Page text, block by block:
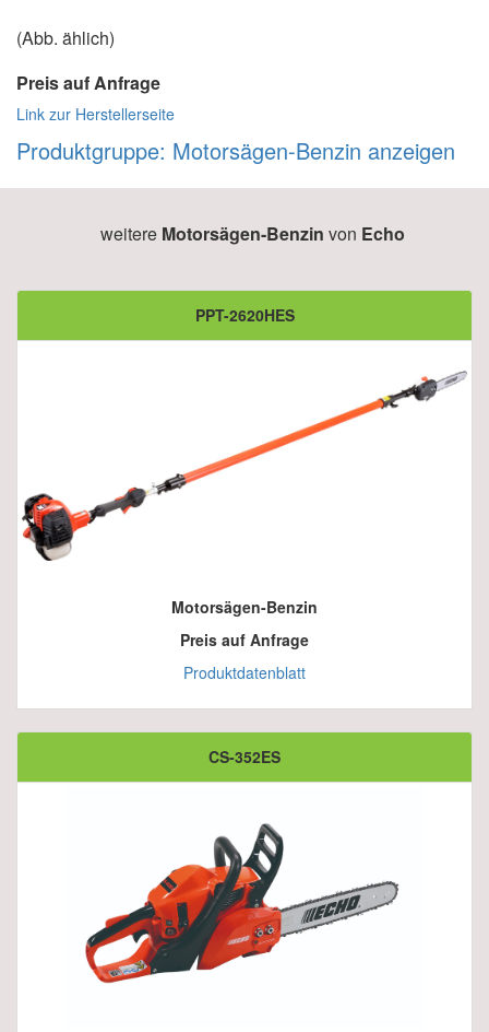
(Abb. ählich)
Preis auf Anfrage
Link zur Herstellerseite
Produktgruppe: Motorsägen-Benzin anzeigen
weitere Motorsägen-Benzin von Echo
PPT-2620HES
Motorsägen-Benzin
Preis auf Anfrage
Produktdatenblatt
CS-352ES